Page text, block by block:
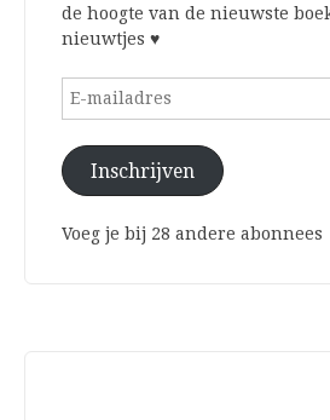
de hoogte van de nieuwste
nieuwtjes ♥
E-
Inschrijven
Voeg je bij 28 andere abonnees